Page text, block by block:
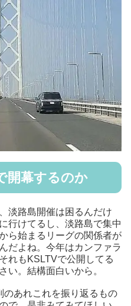
開幕するのか
淡路島開催は困るんだけ
行けてるし、淡路島で集中
ら始まるリーグの関係者が
だよね。今年はカンファラ
れもKSLTVで公開してる
い。結構面白いから。
あれこれを振り返るもの